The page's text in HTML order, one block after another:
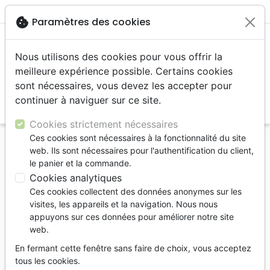
menu
Accueil Divers
Accessoires de Bible
Cavaliers bibliques
Cavaliers bibliques 2produits
cookie Paramètres des cookies
Nous utilisons des cookies pour vous offrir la
meilleure expérience possible. Certains cookies
sont nécessaires, vous devez les accepter pour
continuer à naviguer sur ce site.
Cookies strictement nécessaires
Ces cookies sont nécessaires à la fonctionnalité du site
web. Ils sont nécessaires pour l'authentification du client,
le panier et la commande.
Cookies analytiques
Ces cookies collectent des données anonymes sur les
visites, les appareils et la navigation. Nous nous
appuyons sur ces données pour améliorer notre site
web.
En fermant cette fenêtre sans faire de choix, vous acceptez
tous les cookies.